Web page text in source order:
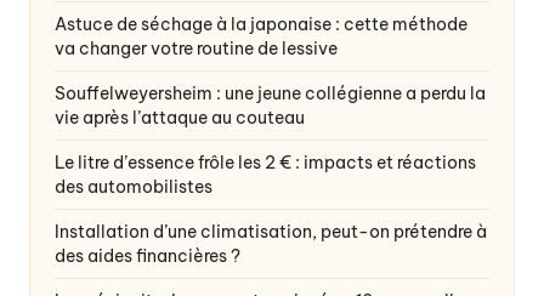
Astuce de séchage à la japonaise : cette méthode
va changer votre routine de lessive
Souffelweyersheim : une jeune collégienne a perdu la
vie après l’attaque au couteau
Le litre d’essence frôle les 2 € : impacts et réactions
des automobilistes
Installation d’une climatisation, peut-on prétendre à
des aides financières ?